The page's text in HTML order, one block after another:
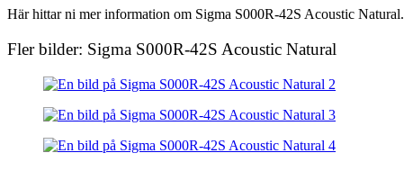
Här hittar ni mer information om Sigma S000R-42S Acoustic
Fler bilder: Sigma S000R-42S Acoustic Natural